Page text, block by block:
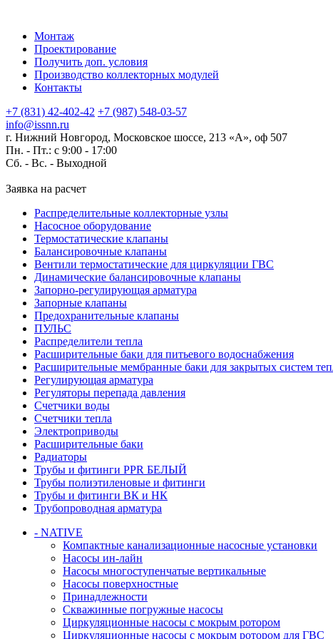
Монтаж
Проектирование
Получить доп. условия
Производство коллекторных модулей
Контакты
+7 (831) 42-402-42 +7 (987) 548-03-57
info@issnn.ru
г. Нижний Новгород, Московское шоссе, 213 «А», оф 507
Пн. - Пт.: с 9:00 - 17:00
Сб. - Вс. - Выходной
Заявка на расчет
Распределительные коллекторные узлы
Насосное оборудование
Термостатические клапаны
Балансировочные клапаны
Вентили термостатические для циркуляции ГВС
Динамические балансировочные клапаны
Запорно-регулирующая арматура
Запорные клапаны
Предохранительные клапаны
ПУЛЬС
Распределители тепла
Расширительные баки для питьевого водоснабжения
Расширительные мембранные баки для закрытых систем
Регулирующая арматура
Регуляторы перепада давления
Счетчики воды
Счетчики тепла
Электроприводы
Расширительные баки
Радиаторы
Трубы и фитинги PPR БЕЛЫЙ
Трубы полиэтиленовые и фитинги
Трубы и фитинги ВК и НК
Трубопроводная арматура
- NATIVE
Компактные канализационные насосные установки
Насосы ин-лайн
Насосы многоступенчатые вертикальные
Насосы поверхностные
Принадлежности
Скважинные погружные насосы
Циркуляционные насосы с мокрым ротором
Циркуляционные насосы с мокрым ротором для ГВС